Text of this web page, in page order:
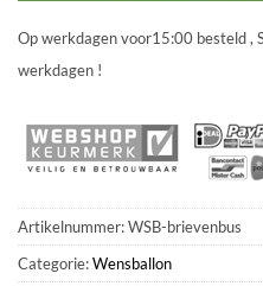
Op werkdagen voor15:00 besteld ,
werkdagen !
Artikelnummer:WSB-brievenbus
Categorie:Wensballon